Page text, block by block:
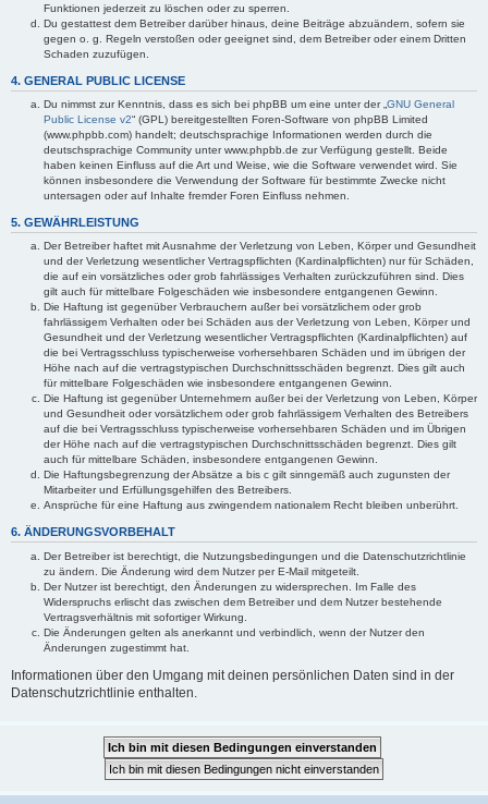
Funktionen jederzeit zu löschen oder zu sperren.
Du gestattest dem Betreiber darüber hinaus, deine Beiträge abzuändern, sofern sie
gegen o. g. Regeln verstoßen oder geeignet sind, dem Betreiber oder einem Dritten
Schaden zuzufügen.
4. GENERAL PUBLIC LICENSE
Du nimmst zur Kenntnis, dass es sich bei phpBB um eine unter der „ GNU General
Public License v2“ (GPL) bereitgestellten Foren-Software von phpBB Limited
(www.phpbb.com) handelt; deutschsprachige Informationen werden durch die
deutschsprachige Community unter www.phpbb.de zur Verfügung gestellt. Beide
haben keinen Einfluss auf die Art und Weise, wie die Software verwendet wird. Sie
können insbesondere die Verwendung der Software für bestimmte Zwecke nicht
untersagen oder auf Inhalte fremder Foren Einfluss nehmen.
5. GEWÄHRLEISTUNG
Der Betreiber haftet mit Ausnahme der Verletzung von Leben, Körper und Gesundheit
und der Verletzung wesentlicher Vertragspflichten (Kardinalpflichten) nur für Schäden,
die auf ein vorsätzliches oder grob fahrlässiges Verhalten zurückzuführen sind. Dies
gilt auch für mittelbare Folgeschäden wie insbesondere entgangenen Gewinn.
Die Haftung ist gegenüber Verbrauchern außer bei vorsätzlichem oder grob
fahrlässigem Verhalten oder bei Schäden aus der Verletzung von Leben, Körper und
Gesundheit und der Verletzung wesentlicher Vertragspflichten (Kardinalpflichten) auf
die bei Vertragsschluss typischerweise vorhersehbaren Schäden und im übrigen der
Höhe nach auf die vertragstypischen Durchschnittsschäden begrenzt. Dies gilt auch
für mittelbare Folgeschäden wie insbesondere entgangenen Gewinn.
Die Haftung ist gegenüber Unternehmern außer bei der Verletzung von Leben, Körper
und Gesundheit oder vorsätzlichem oder grob fahrlässigem Verhalten des Betreibers
auf die bei Vertragsschluss typischerweise vorhersehbaren Schäden und im Übrigen
der Höhe nach auf die vertragstypischen Durchschnittsschäden begrenzt. Dies gilt
auch für mittelbare Schäden, insbesondere entgangenen Gewinn.
Die Haftungsbegrenzung der Absätze a bis c gilt sinngemäß auch zugunsten der
Mitarbeiter und Erfüllungsgehilfen des Betreibers.
Ansprüche für eine Haftung aus zwingendem nationalem Recht bleiben unberührt.
6. ÄNDERUNGSVORBEHALT
Der Betreiber ist berechtigt, die Nutzungsbedingungen und die Datenschutzrichtlinie
zu ändern. Die Änderung wird dem Nutzer per E-Mail mitgeteilt.
Der Nutzer ist berechtigt, den Änderungen zu widersprechen. Im Falle des
Widerspruchs erlischt das zwischen dem Betreiber und dem Nutzer bestehende
Vertragsverhältnis mit sofortiger Wirkung.
Die Änderungen gelten als anerkannt und verbindlich, wenn der Nutzer den
Änderungen zugestimmt hat.
Informationen über den Umgang mit deinen persönlichen Daten sind in der
Datenschutzrichtlinie enthalten.